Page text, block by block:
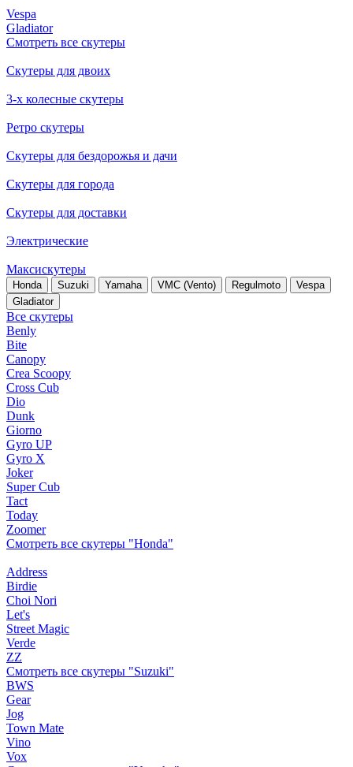
Vespa
Gladiator
Смотреть все скутеры
Скутеры для двоих
3-х колесные скутеры
Ретро скутеры
Скутеры для бездорожья и дачи
Скутеры для города
Скутеры для доставки
Электрические
Максискутеры
Honda Suzuki Yamaha VMC (Vento) Regulmoto
Vespa
Gladiator
Все скутеры
Benly
Bite
Canopy
Crea Scoopy
Cross Cub
Dio
Dunk
Giorno
Gyro UP
Gyro X
Joker
Super Cub
Tact
Today
Zoomer
Смотреть все скутеры "Honda"
Address
Birdie
Choi Nori
Let's
Street Magic
Verde
ZZ
Смотреть все скутеры "Suzuki"
BWS
Gear
Jog
Town Mate
Vino
Vox